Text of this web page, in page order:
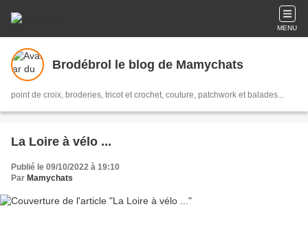
MENU
Brodébrol le blog de Mamychats
point de croix, broderies, tricot et crochet, couture, patchwork et balades...
La Loire à vélo ...
Publié le 09/10/2022 à 19:10
Par Mamychats